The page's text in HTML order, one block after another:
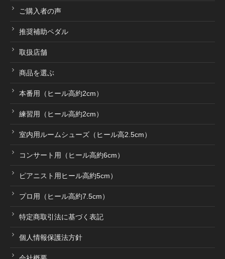
ご購入者の声
推奨補助ペダル
取扱店舗
商品を選ぶ
本番用（ヒール高約2cm）
練習用（ヒール高約2cm）
室内用ルームシューズ（ヒール高2.5cm）
コンサート用（ヒール高約6cm）
ピアニスト用ヒール高約5cm）
プロ用（ヒール高約7.5cm）
特定商取引法に基づく表記
個人情報保護法方針